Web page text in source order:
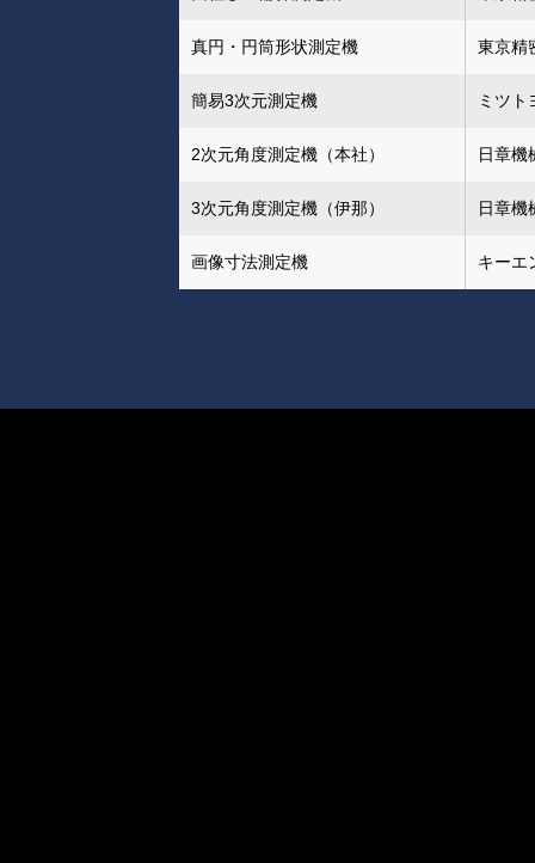
真円・円筒形状測定機 東京精
簡易3次元測定機 ミツト
2次元角度測定機（本社） 日章機
3次元角度測定機（伊那） 日章機
画像寸法測定機 キーエ